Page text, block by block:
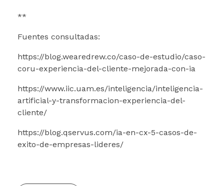
**
Fuentes consultadas:
https://blog.wearedrew.co/caso-de-estudio/caso-
coru-experiencia-del-cliente-mejorada-con-ia
https://www.iic.uam.es/inteligencia/inteligencia-
artificial-y-transformacion-experiencia-del-
cliente/
https://blog.qservus.com/ia-en-cx-5-casos-de-
exito-de-empresas-lideres/